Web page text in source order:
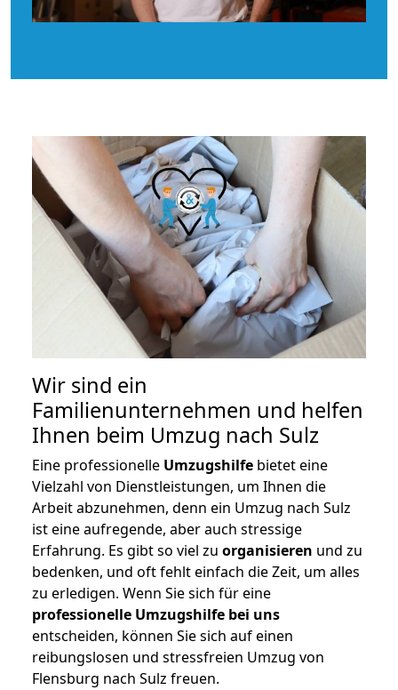
Wir sind ein
Familienunternehmen und helfen
Ihnen beim Umzug nach Sulz
Eine professionelle Umzugshilfe bietet eine
Vielzahl von Dienstleistungen, um Ihnen die
Arbeit abzunehmen, denn ein Umzug nach Sulz
ist eine aufregende, aber auch stressige
Erfahrung. Es gibt so viel zu organisieren und zu
bedenken, und oft fehlt einfach die Zeit, um alles
zu erledigen. Wenn Sie sich für eine
professionelle Umzugshilfe bei uns
entscheiden, können Sie sich auf einen
reibungslosen und stressfreien Umzug von
Flensburg nach Sulz freuen.